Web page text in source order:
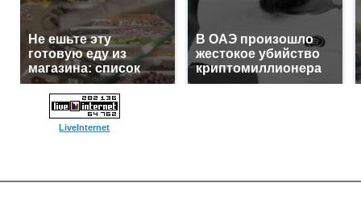
Не ешьте эту
готовую еду из
магазина: список
В ОАЭ произошло
жестокое убийство
криптомиллионера
LiveInternet